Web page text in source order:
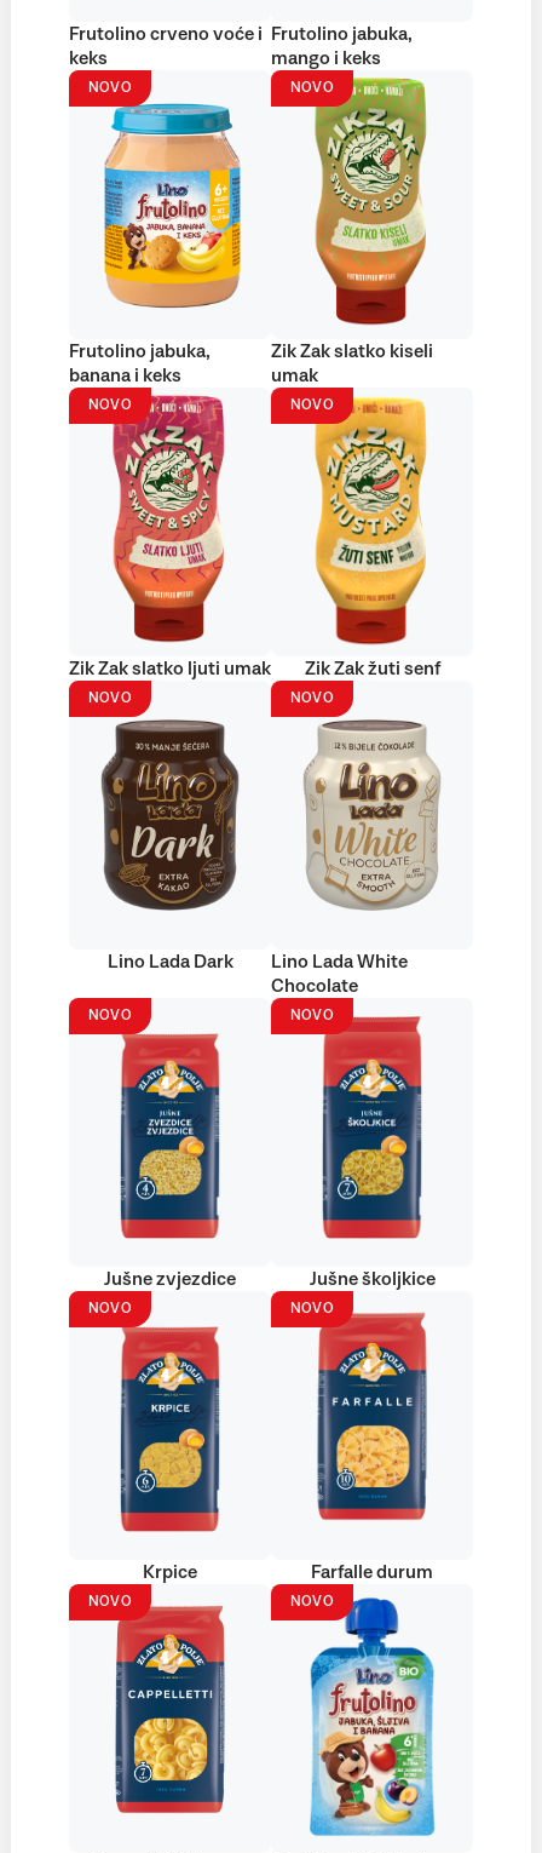
Frutolino crveno voće i
keks
Frutolino jabuka,
mango i keks
NOVO
Frutolino jabuka,
banana i keks
NOVO
Zik Zak slatko kiseli
umak
NOVO
Zik Zak slatko ljuti umak
NOVO
Zik Zak žuti senf
NOVO
Lino Lada Dark
NOVO
Lino Lada White
Chocolate
NOVO
Jušne zvjezdice
NOVO
Jušne školjkice
NOVO
Krpice
NOVO
Farfalle durum
NOVO NOVO